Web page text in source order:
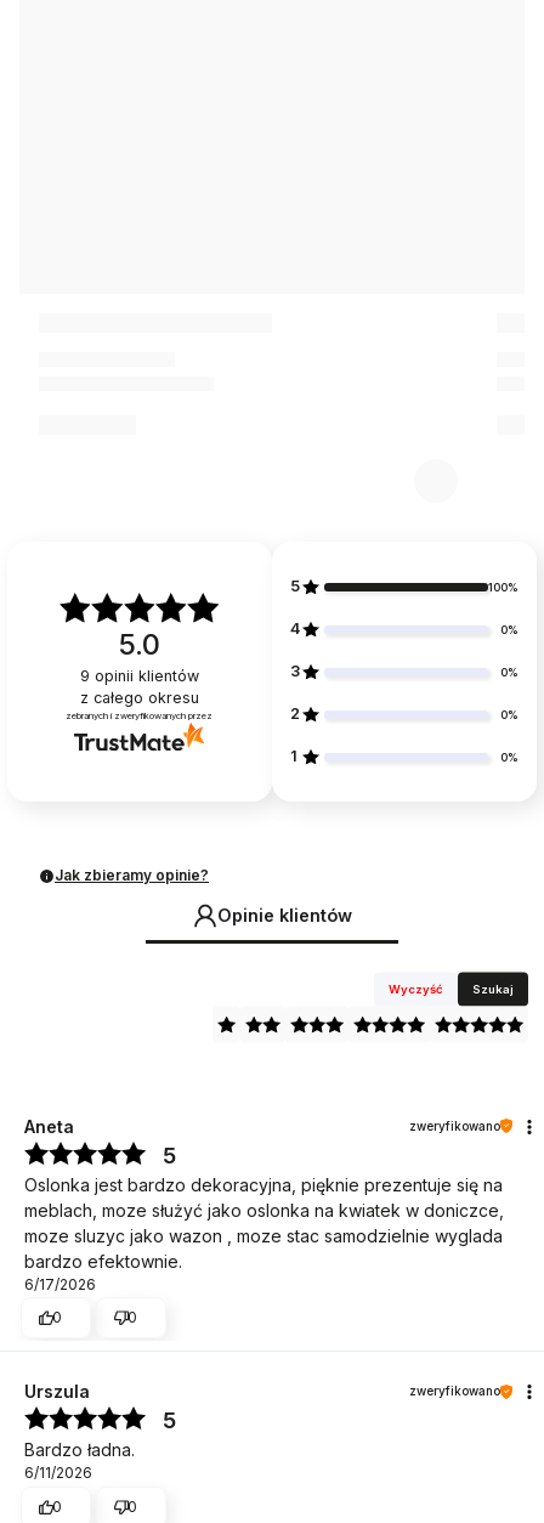
5.0
9 opinii klientów
z całego okresu
zebranych i zweryfikowanych przez
5 100%
4 0%
3 0%
2 0%
1 0%
Jak zbieramy opinie?
Opinie klientów
Wyczyść Szukaj
Aneta zweryfikowano
5
Oslonka jest bardzo dekoracyjna, pięknie prezentuje się na
meblach, moze służyć jako oslonka na kwiatek w doniczce,
moze sluzyc jako wazon , moze stac samodzielnie wyglada
bardzo efektownie.
6/17/2026
0
0
Urszula zweryfikowano
5
Bardzo ładna.
6/11/2026
0
0